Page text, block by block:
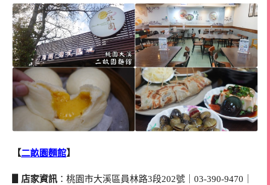
【二畝園麵館】
▋店家資訊 ：桃園市大溪區員林路3段202號｜03-390-9470｜